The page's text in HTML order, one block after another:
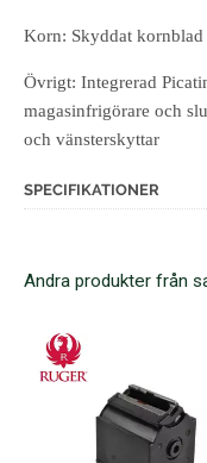
Korn: Skyddat kornblad
Övrigt: Integrerad
magasinfrigörare och
och vänsterskyttar
SPECIFIKATIONER
Andra produkter från